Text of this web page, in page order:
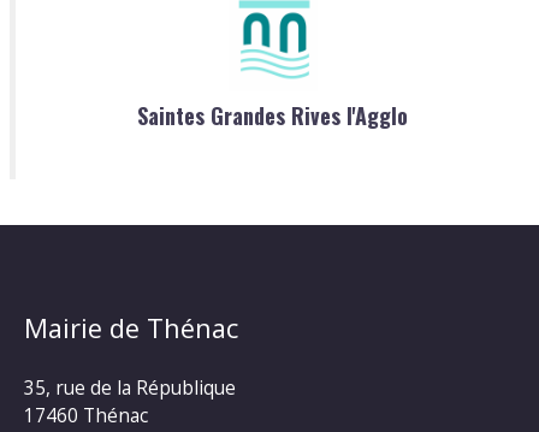
Saintes Grandes Rives l'Agglo
Mairie de Thénac
35, rue de la République
17460 Thénac